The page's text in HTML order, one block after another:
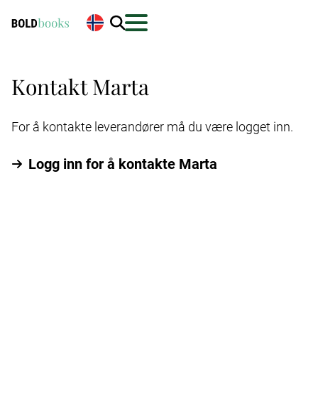
Kontakt Marta
For å kontakte leverandører må du være logget inn.
Logg inn for å kontakte Marta